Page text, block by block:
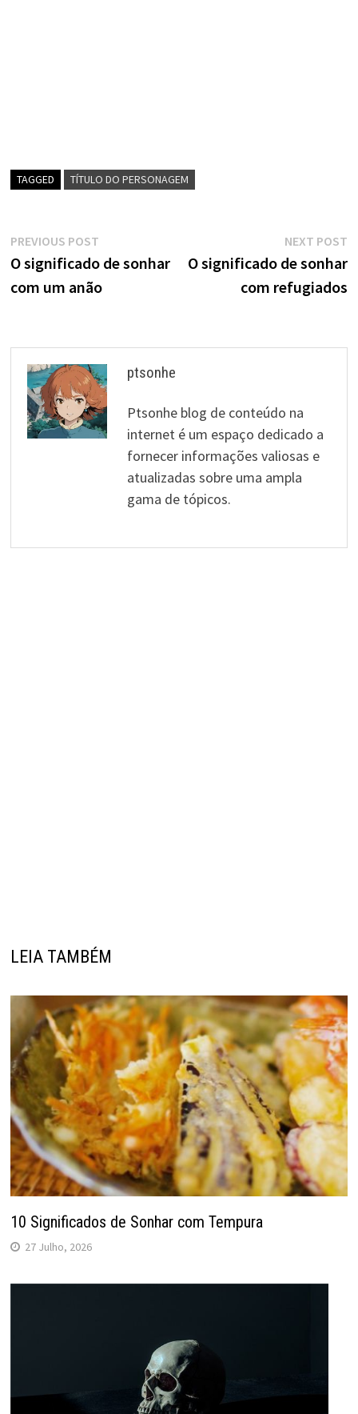
TAGGED TÍTULO DO PERSONAGEM
Navegação
de
PREVIOUS POSTPrevious
post:
O significado de sonhar
com um anão
NEXT POST
O significado de sonhar
com refugiados
ptsonhe
Ptsonhe blog de conteúdo na
internet é um espaço dedicado a
fornecer informações valiosas e
atualizadas sobre uma ampla
gama de tópicos.
LEIA TAMBÉM
10 Significados de Sonhar com Tempura
27 Julho, 2026